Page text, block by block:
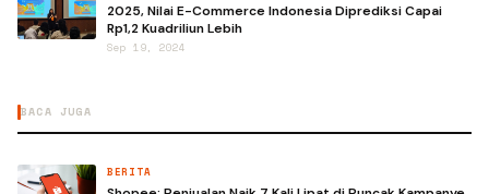
2025, Nilai E-Commerce Indonesia Diprediksi Capai
Rp1,2 Kuadriliun Lebih
Sep 19, 2024
BACA JUGA
BERITA